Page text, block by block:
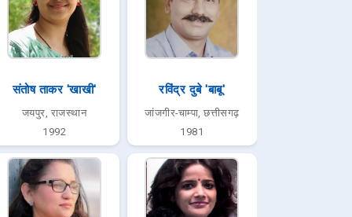
संतोष ताकर 'खाखी'
जयपुर, राजस्थान
1992
रविंद्र दुबे 'बाबू'
जांजगीर-चाम्पा, छत्तीसगढ़
1981